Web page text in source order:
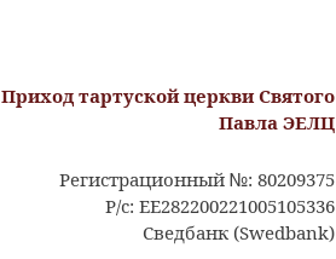
Приход тартуской церкви Святого
Павла ЭЕЛЦ
Регистрационный №: 80209375
Р/с: EE282200221005105336
Сведбанк (Swedbank)